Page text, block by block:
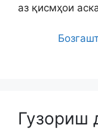
аз қисмҳои
Гузориш